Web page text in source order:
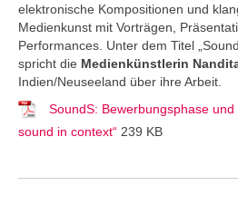
elektronische Kompositionen und
Medienkunst mit Vorträgen,
Performances. Unter dem Titel
spricht die Medienkünstlerin
Indien/Neuseeland über ihre Arbeit.
SoundS: Bewerbungsphase und
sound in context“ 239 KB